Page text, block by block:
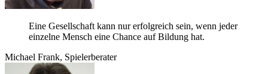
Eine Gesell­schaft kann nur erfolg­reich sein, wenn jeder
ein­zelne Mensch eine Chance auf Bil­dung hat.
Michael Frank, Spielerberater